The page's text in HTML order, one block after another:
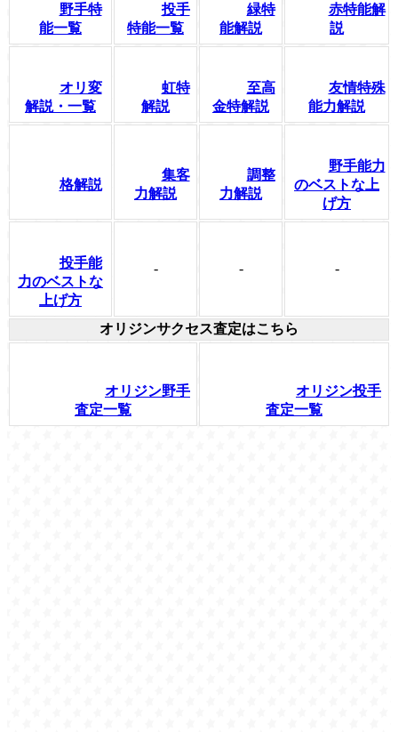
野手特
能一覧
投手
特能一覧
緑特
能解説
赤特能解
説
オリ変
解説・一覧
虹特
解説
至高
金特解説
友情特殊
能力解説
格解説
集客
力解説
調整
力解説
野手能力
のベストな上
げ方
投手能
力のベストな
上げ方
- - -
オリジンサクセス査定はこちら
オリジン野手
査定一覧
オリジン投手
査定一覧